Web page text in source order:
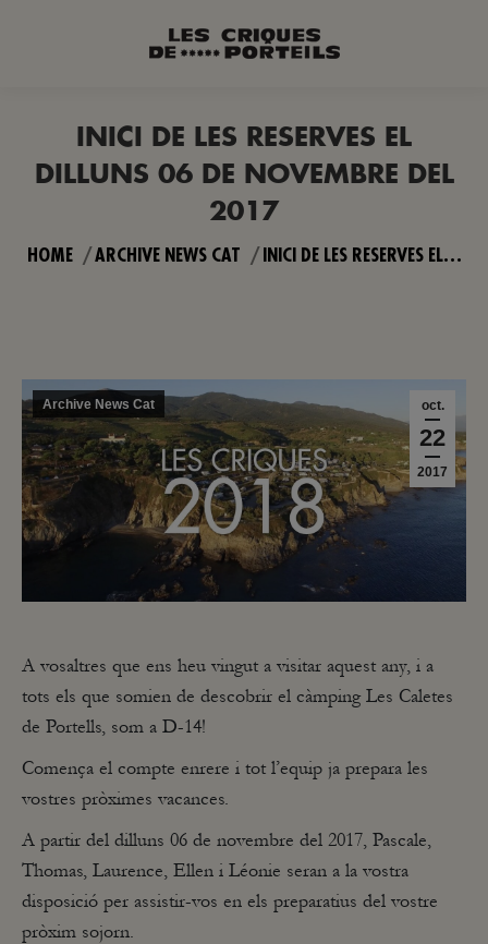
INICI DE LES RESERVES EL
DILLUNS 06 DE NOVEMBRE DEL
2017
You are here:
HOME ARCHIVE NEWS CAT INICI DE LES RESERVES EL…
oct.
22
2017
Archive News Cat
A vosaltres que ens heu vingut a visitar aquest any, i a
tots els que somien de descobrir el càmping Les Caletes
de Portells, som a D-14!
Comença el compte enrere i tot l’equip ja prepara les
vostres pròximes vacances.
A partir del dilluns 06 de novembre del 2017, Pascale,
Thomas, Laurence, Ellen i Léonie seran a la vostra
disposició per assistir-vos en els preparatius del vostre
pròxim sojorn.